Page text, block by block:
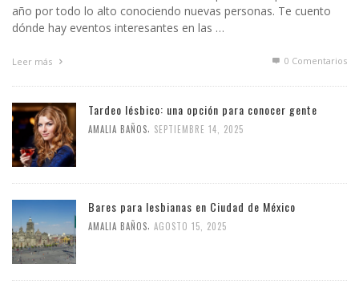
año por todo lo alto conociendo nuevas personas. Te cuento
dónde hay eventos interesantes en las …
Leer más 0 Comentarios
Tardeo lésbico: una opción para conocer gente
AMALIA BAÑOS SEPTIEMBRE 14, 2025
Bares para lesbianas en Ciudad de México
AMALIA BAÑOS AGOSTO 15, 2025